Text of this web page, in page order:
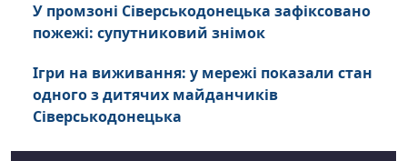
У промзоні Сіверськодонецька зафіксовано
пожежі: супутниковий знімок
Ігри на виживання: у мережі показали стан
одного з дитячих майданчиків
Сіверськодонецька